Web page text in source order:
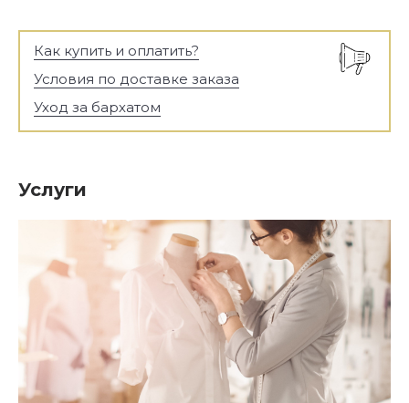
Как купить и оплатить?
Условия по доставке заказа
Уход за бархатом
Услуги